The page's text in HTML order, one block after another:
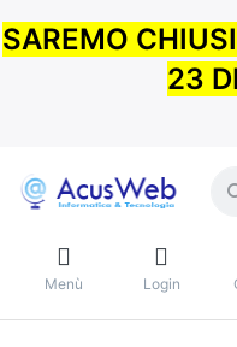
SAREMO
23
Menù Login